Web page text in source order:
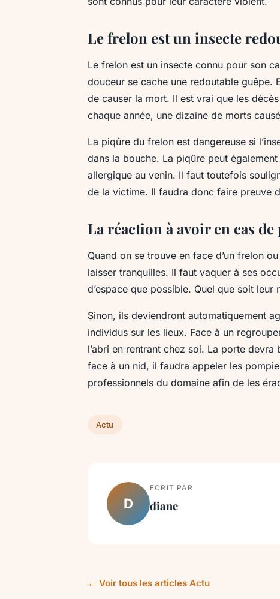
Le frelon est un insecte
Le frelon est un insecte connu pour son
douceur se cache une redoutable guêpe.
de causer la mort. Il est vrai que les
chaque année, une dizaine de morts
La piqûre du frelon est dangereuse si
dans la bouche. La piqûre peut
allergique au venin. Il faut toutefois
de la victime. Il faudra donc faire preuve
La réaction à avoir en cas
Quand on se trouve en face d’un frelon
laisser tranquilles. Il faut vaquer à ses
d’espace que possible. Quel que soit
Sinon, ils deviendront automatiquement
individus sur les lieux. Face à un
l’abri en rentrant chez soi. La porte
face à un nid, il faudra appeler les
professionnels du domaine afin de les
Actu
D
ECRIT PAR
diane
← Voir tous les articles Actu